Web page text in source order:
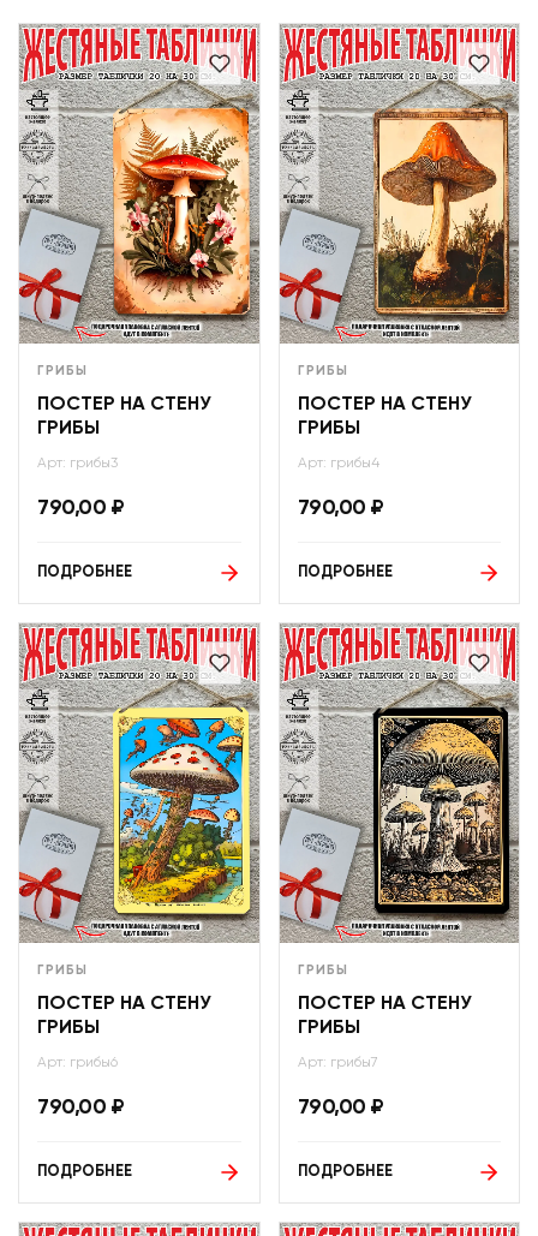
ГРИБЫ
ПОСТЕР НА СТЕНУ
ГРИБЫ
Арт: грибы3
790,00 ₽
ПОДРОБНЕЕ
ГРИБЫ
ПОСТЕР НА СТЕНУ
ГРИБЫ
Арт: грибы4
790,00 ₽
ПОДРОБНЕЕ
ГРИБЫ
ПОСТЕР НА СТЕНУ
ГРИБЫ
Арт: грибы6
790,00 ₽
ПОДРОБНЕЕ
ГРИБЫ
ПОСТЕР НА СТЕНУ
ГРИБЫ
Арт: грибы7
790,00 ₽
ПОДРОБНЕЕ